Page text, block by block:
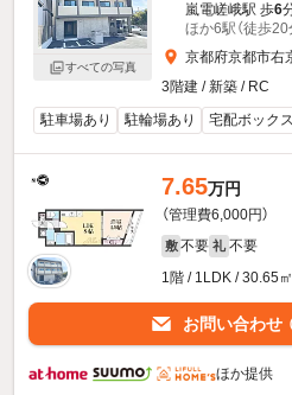
すべての写真
嵐電嵯峨駅 歩6
ほか6駅（徒歩20
京都府京都市右
3階建 / 新築 / RC
駐車場あり
駐輪場あり 宅配ボックス
7.65万円
（管理費6,000円）
敷 不要 礼 不要
1階 / 1LDK / 30.65㎡
お問い合わせ
ほか提供